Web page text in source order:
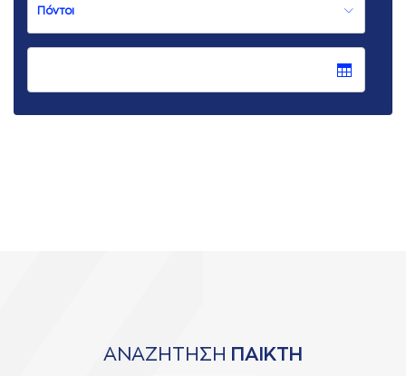
ΑΝΑΖΗΤΗΣΗ ΠΑΙΚΤΗ